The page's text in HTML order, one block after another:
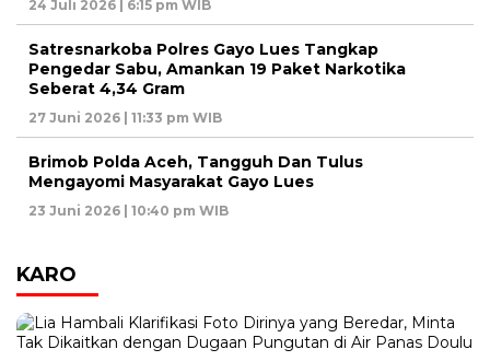
24 Juli 2026 | 6:15 pm WIB
Satresnarkoba Polres Gayo Lues Tangkap
Pengedar Sabu, Amankan 19 Paket Narkotika
Seberat 4,34 Gram
27 Juni 2026 | 11:33 pm WIB
Brimob Polda Aceh, Tangguh Dan Tulus
Mengayomi Masyarakat Gayo Lues
23 Juni 2026 | 10:40 pm WIB
KARO